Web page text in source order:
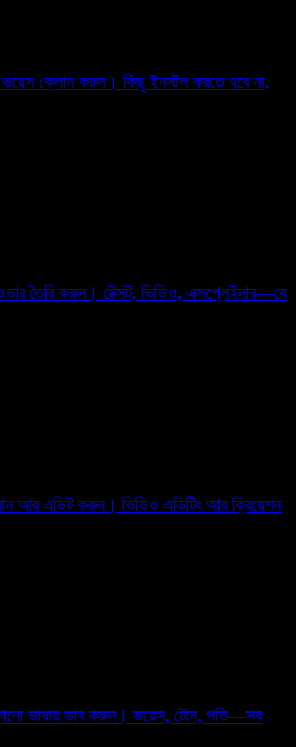
ক্লোন করুন। কিছু ইনস্টল করতে হবে না,
তৈরি করুন। টেক্সট, ভিডিও, এক্সপ্লেইনার—যে
আর এডিট করুন। ভিডিও এডিটিং আর ক্রিয়েশন
ভাষায় ডাব করুন। ভয়েস, টোন, গতি—সব